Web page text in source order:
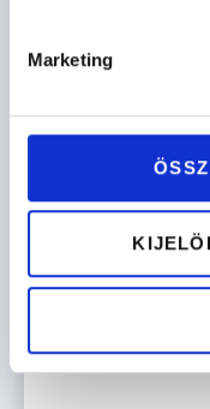
Marketing